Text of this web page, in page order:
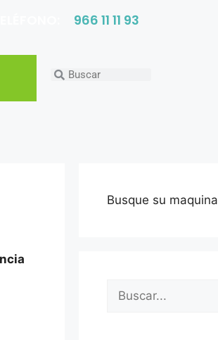
966 11 11 93
Busque su maquina